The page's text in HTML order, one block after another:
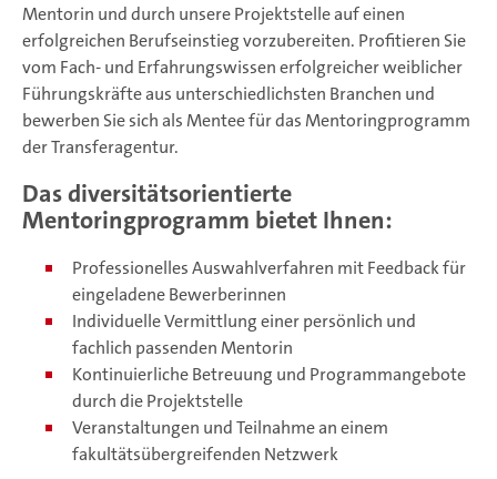
Mentorin und durch unsere Projektstelle auf einen
erfolgreichen Berufseinstieg vorzubereiten. Profitieren Sie
vom Fach- und Erfahrungswissen erfolgreicher weiblicher
Führungskräfte aus unterschiedlichsten Branchen und
bewerben Sie sich als Mentee für das Mentoringprogramm
der Transferagentur.
Das diversitätsorientierte
Mentoringprogramm bietet Ihnen:
Professionelles Auswahlverfahren mit Feedback für
eingeladene Bewerberinnen
Individuelle Vermittlung einer persönlich und
fachlich passenden Mentorin
Kontinuierliche Betreuung und Programmangebote
durch die Projektstelle
Veranstaltungen und Teilnahme an einem
fakultätsübergreifenden Netzwerk